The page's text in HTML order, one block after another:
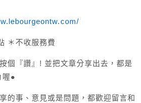
＊不收服務費
個『讚』! 並把文章分享出去，都是
喔●
的事、意見或是問題，都歡迎留言和